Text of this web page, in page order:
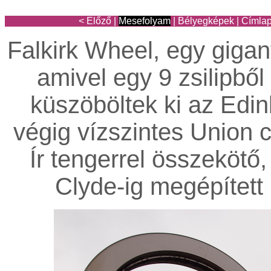
< Előző Mesefolyam Bélyegképek
Falkirk Wheel, egy
amivel egy 9
küszöböltek ki az
végig vízszintes Union
Ír tengerrel
Clyde-ig